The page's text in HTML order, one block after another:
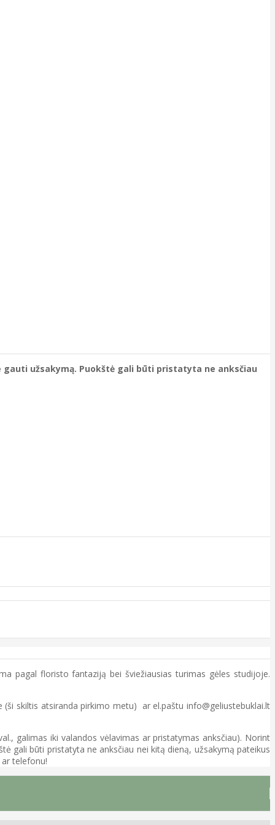
užsakymą. Puokštė gali būti pristatyta ne anksčiau
pagal floristo fantaziją bei šviežiausias turimas gėles studijoje.
skiltis atsiranda pirkimo metu) ar el.paštu info@geliustebuklai.lt
galimas iki valandos vėlavimas ar pristatymas anksčiau). Norint
gali būti pristatyta ne anksčiau nei kitą dieną, užsakymą pateikus
telefonu!